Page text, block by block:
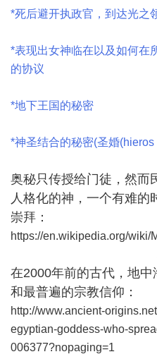
*死后避开执政官，到达光之
*表现出女神临在以及如何在
的协议
*地下王国的秘密
*神圣结合的秘密(圣婚(hieros
奥秘只传授给门徒，然而
人格化的神，一个有难的
崇拜：
https://en.wikipedia.org/wiki/
在2000年前的古代，地
和最普遍的宗教信仰：
http://www.ancient-
egyptian-goddess-who-
006377?nopaging=1